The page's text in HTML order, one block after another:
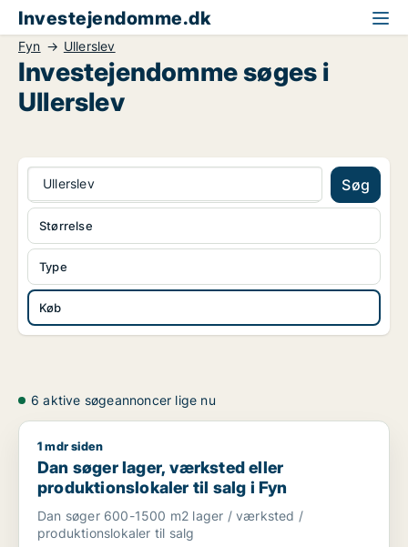
Investejendomme.dk
Fyn Ullerslev
Investejendomme søges i
Ullerslev
Ullerslev Søg
Type
Køb
Størrelse
6 aktive søgeannoncer lige nu
Dan søger lager, værksted eller produktionslokaler til salg i
1 mdr siden
Dan søger lager, værksted eller
produktionslokaler til salg i Fyn
Dan søger 600-1500 m2 lager / værksted /
produktionslokaler til salg